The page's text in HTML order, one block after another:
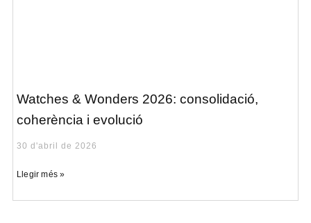
Watches & Wonders 2026: consolidació,
coherència i evolució
30 d'abril de 2026
Llegir més »